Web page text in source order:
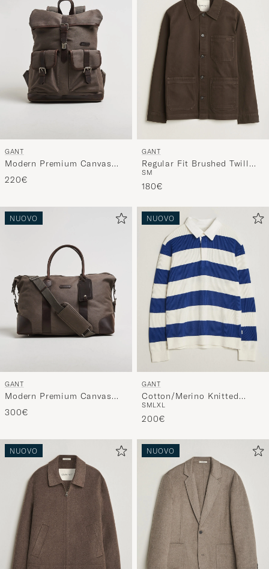
Modern Premium Canvas
Backpack Faded Taupe
Regular Fit Brushed Twill
Overshirt Black Brown
SM
NUOVO
Modern Premium Canvas
Duffle Bag Faded Taupe
NUOVO
Cotton/Merino Knitted
Striped Rugger Cream
SM LXL
NUOVO NUOVO